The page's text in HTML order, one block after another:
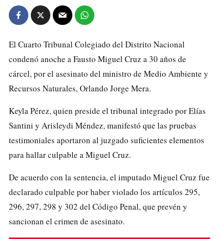
El Cuarto Tribunal Colegiado del Distrito Nacional
condenó anoche a Fausto Miguel Cruz a 30 años de
cárcel, por el asesinato del ministro de Medio Ambiente y
Recursos Naturales, Orlando Jorge Mera.
Keyla Pérez, quien preside el tribunal integrado por Elías
Santini y Arisleydi Méndez, manifestó que las pruebas
testimoniales aportaron al juzgado suficientes elementos
para hallar culpable a Miguel Cruz.
De acuerdo con la sentencia, el imputado Miguel Cruz fue
declarado culpable por haber violado los artículos 295,
296, 297, 298 y 302 del Código Penal, que prevén y
sancionan el crimen de asesinato.